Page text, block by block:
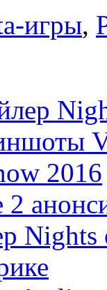
игры,
2016
Nights